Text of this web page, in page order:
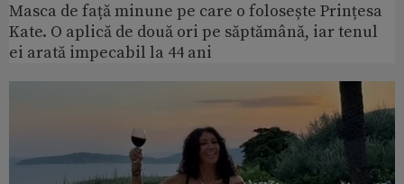
Masca de față minune pe care o folosește Prințesa
Kate. O aplică de două ori pe săptămână, iar tenul
ei arată impecabil la 44 ani